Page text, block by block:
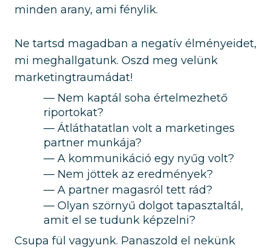
minden arany, ami fénylik.
Ne tartsd magadban a negatív élményeidet,
mi meghallgatunk. Oszd meg velünk
marketingtraumádat!
Nem kaptál soha értelmezhető
riportokat?
Átláthatatlan volt a marketinges
partner munkája?
A kommunikáció egy nyűg volt?
Nem jöttek az eredmények?
A partner magasról tett rád?
Olyan szörnyű dolgot tapasztaltál,
amit el se tudunk képzelni?
Csupa fül vagyunk. Panaszold el nekünk